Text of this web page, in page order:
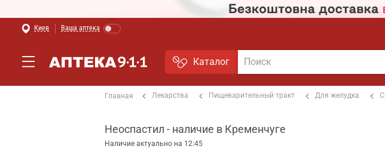
Киев Ваша аптека
Каталог
Главная Лекарства Пищеварительный тракт Для желудка
Неоспастил - наличие в Кременчуге
Наличие актуально на 12:45